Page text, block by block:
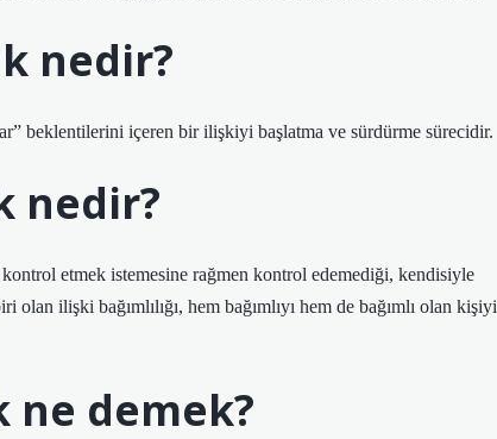
nedir?
beklentilerini içeren bir ilişkiyi başlatma ve sürdürme sürecidir.
nedir?
kontrol etmek istemesine rağmen kontrol edemediği, kendisiyle
ilişki bağımlılığı, hem bağımlıyı hem de bağımlı olan kişiyi
ne demek?